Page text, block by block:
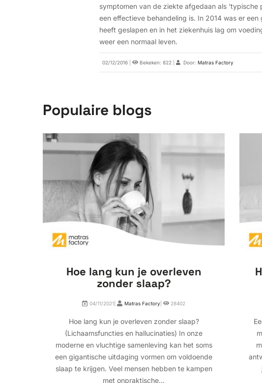
symptomen van de ziekte afgedaan als
een effectieve behandeling is. In 2014 was er
heeft geslapen en in het ziekenhuis lag om
weer een normaal leven.
02/12/2016 Bekeken: 822 Door: Matras Factory
Populaire blogs
Hoe lang kun je overleven
zonder slaap?
04/11/2021| Matras Factory 28402
Hoe lang kun je overleven zonder slaap?
(Lichaamsfuncties en hallucinaties) In onze
moderne en vluchtige samenleving kan het soms
een gigantische uitdaging vormen om voldoende
slaap te krijgen. Veel mensen hebben te kampen
met onpraktische...